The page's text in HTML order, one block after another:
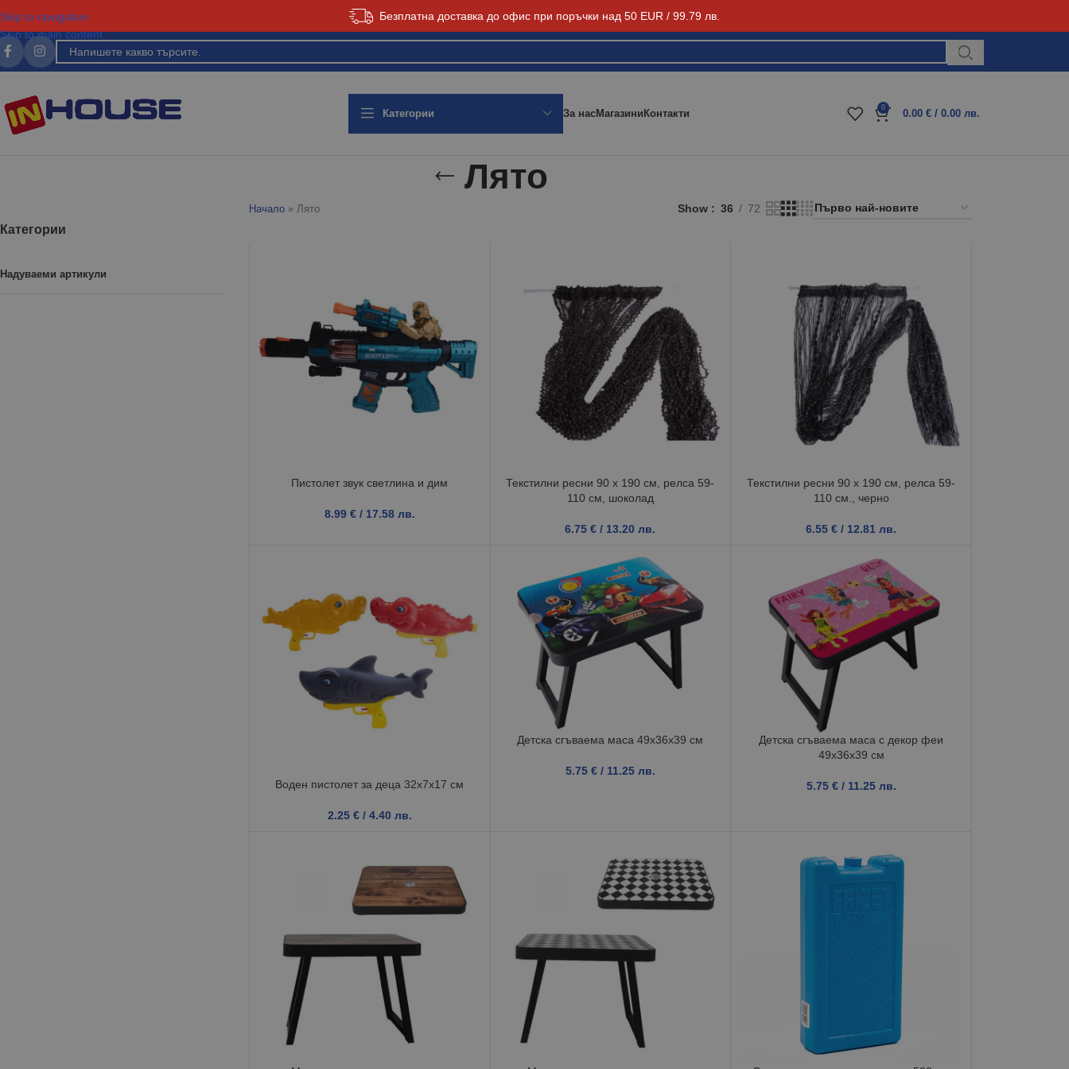
Безплатна доставка до офис при поръчки над 50 EUR / 99.79 лв.
Skip to navigation
Skip to main content
Блог
Категории За насМагазиниКонтакти 0
0.00 € / 0.00 лв.
Лято
Категории
Надуваеми артикули
Начало» Лято Show 36 72
Пистолет звук светлина и дим
8.99 € / 17.58 лв.
Текстилни ресни 90 х 190 см, релса 59-
110 см, шоколад
6.75€ / 13.20 лв.
Текстилни ресни 90 х 190 см, релса 59-
110 см., черно
6.55€ / 12.81 лв.
Воден пистолет за деца 32x7x17 см
2.25 € / 4.40 лв.
Детска сгъваема маса 49x36x39 см
5.75 € / 11.25 лв.
Детска сгъваема маса с декор феи
49x36x39 см
5.75 € / 11.25 лв.